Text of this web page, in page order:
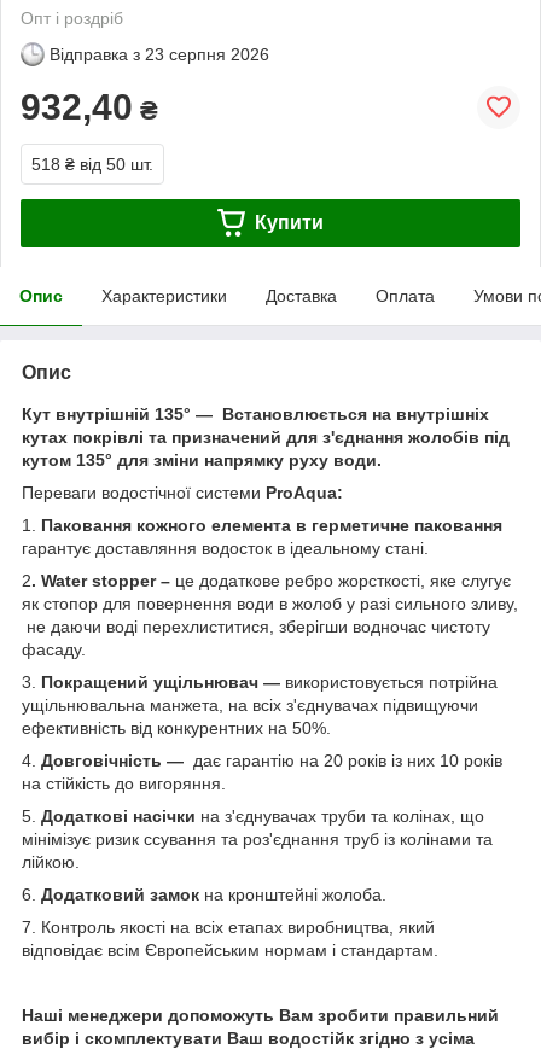
Опт і роздріб
Відправка з 23 серпня 2026
932,40 ₴
518 ₴ від 50 шт.
Купити
Опис Характеристики Доставка Оплата Умови
Опис
Кут внутрішній 135° — Встановлюється на внутрішніх
кутах покрівлі та призначений для з'єднання жолобів під
кутом 135° для зміни напрямку руху води.
Переваги водостічної системи ProAqua:
1. Паковання кожного елемента в герметичне паковання
гарантує доставляння водосток в ідеальному стані.
2. Water stopper– це додаткове ребро жорсткості, яке слугує
як стопор для повернення води в жолоб у разі сильного зливу,
не даючи воді перехлиститися, зберігши водночас чистоту
фасаду.
3. Покращений ущільнювач — використовується потрійна
ущільнювальна манжета, на всіх з'єднувачах підвищуючи
ефективність від конкурентних на 50%.
4. Довговічність — дає гарантію на 20 років із них 10 років
на стійкість до вигоряння.
5. Додаткові насічки на з'єднувачах труби та колінах, що
мінімізує ризик ссування та роз'єднання труб із колінами та
лійкою.
6. Додатковий замок на кронштейні жолоба.
7. Контроль якості на всіх етапах виробництва, який
відповідає всім Європейським нормам і стандартам.
Наші менеджери допоможуть Вам зробити правильний
вибір і скомплектувати Ваш водостійк згідно з усіма